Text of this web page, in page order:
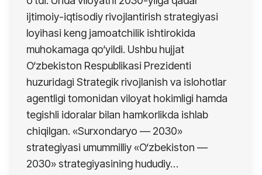
ijtimoiy-iqtisodiy rivojlantirish strategiyasi
loyihasi keng jamoatchilik ishtirokida
muhokamaga qo‘yildi. Ushbu hujjat
O‘zbekiston Respublikasi Prezidenti
huzuridagi Strategik rivojlanish va islohotlar
agentligi tomonidan viloyat hokimligi hamda
tegishli idoralar bilan hamkorlikda ishlab
chiqilgan. «Surxondaryo — 2030»
strategiyasi umummilliy «O‘zbekiston —
2030» strategiyasining hududiy…